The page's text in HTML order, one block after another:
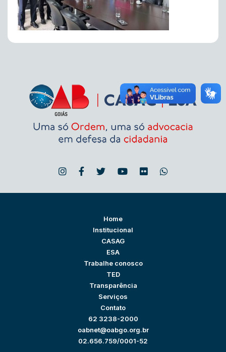
Home
Institucional
CASAG
ESA
Trabalhe conosco
TED
Transparência
Serviços
Contato
62 3238-2000
oabnet@oabgo.org.br
02.656.759/0001-52